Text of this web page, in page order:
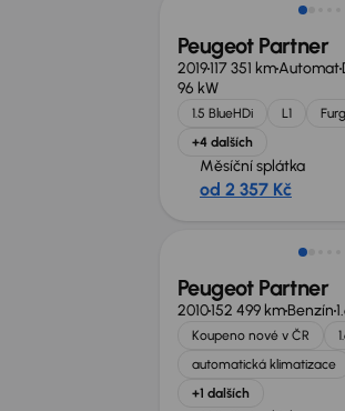
Peugeot Partner
2019117 351 kmAutomat
96 kW
1.5 BlueHDi L1
+4 dalších
Měsíční splátka
od 2 357 Kč
Peugeot Partner
2010152 499 kmBenzín
Koupeno nové v ČR
automatická klimatizace
+1 dalších